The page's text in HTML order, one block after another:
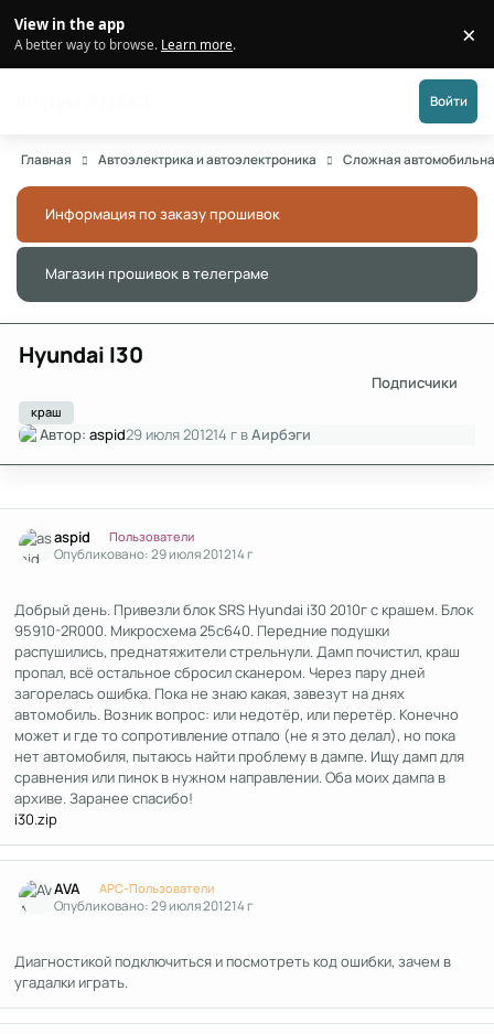
View in the app
A better way to browse. Learn more. ×
Войти
Главная Автоэлектрика и автоэлектроника Сложная
Информация по заказу прошивок
Магазин прошивок в телеграме
Hyundai I30
краш
Подписчики
Автор:aspid29 июля 201214 г вАирбэги
aspid Пользователи
Опубликовано:29 июля 201214 г
Добрый день. Привезли блок SRS Hyundai i30 2010г с крашем. Блок
95910-2R000. Микросхема 25с640. Передние подушки
распушились, преднатяжители стрельнули. Дамп почистил, краш
пропал, всё остальное сбросил сканером. Через пару дней
загорелась ошибка. Пока не знаю какая, завезут на днях
автомобиль. Возник вопрос: или недотёр, или перетёр. Конечно
может и где то сопротивление отпало (не я это делал), но пока
нет автомобиля, пытаюсь найти проблему в дампе. Ищу дамп для
сравнения или пинок в нужном направлении. Оба моих дампа в
архиве. Заранее спасибо!
i30.zip
AVA APC-Пользователи
Опубликовано:29 июля 201214 г
Диагностикой подключиться и посмотреть код ошибки, зачем в
угадалки играть.